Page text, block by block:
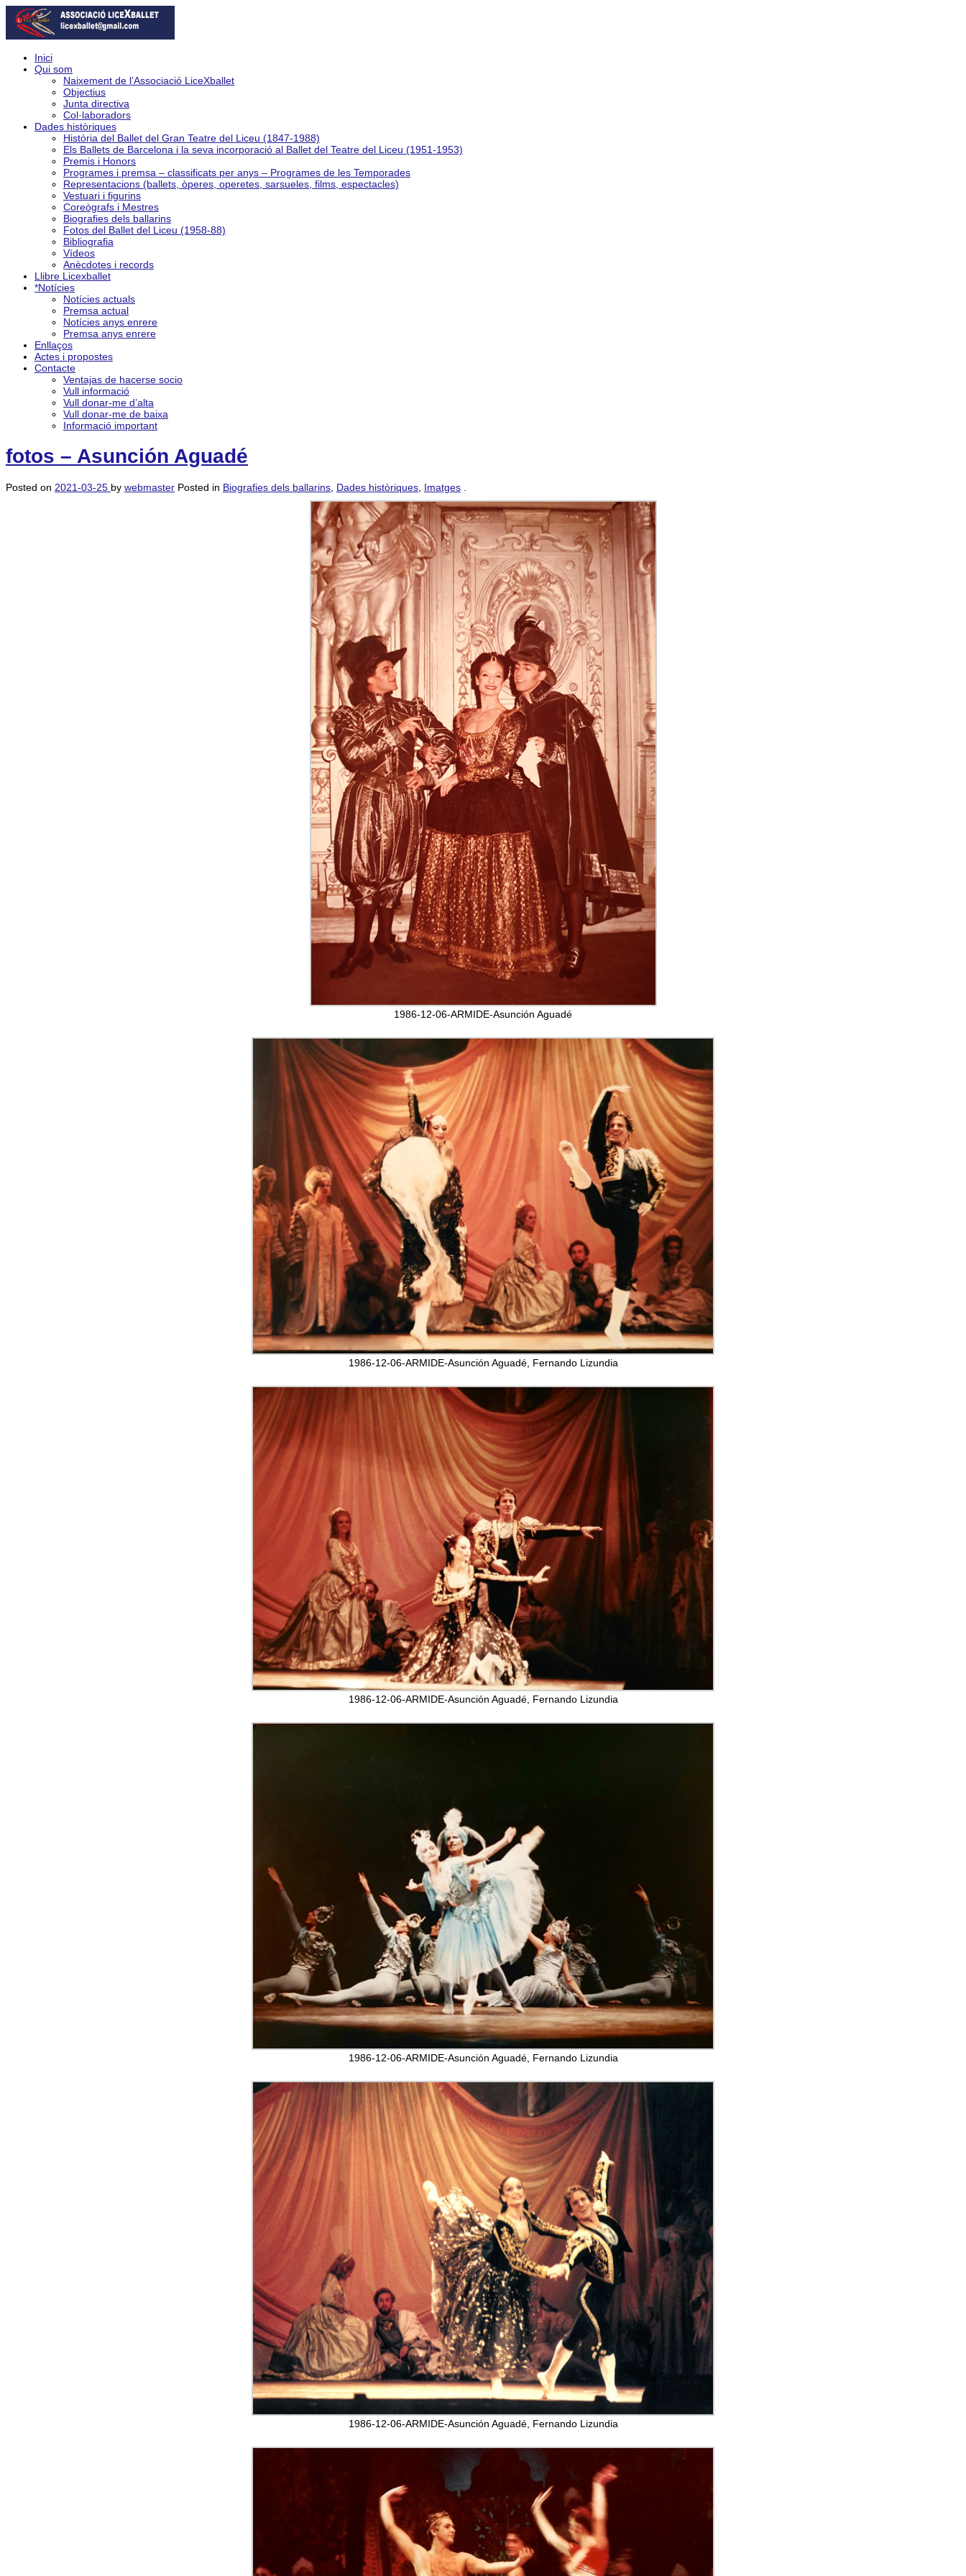
Inici
Qui som
Naixement de l’Associació LiceXballet
Objectius
Junta directiva
Col·laboradors
Dades històriques
Història del Ballet del Gran Teatre del Liceu (1847-1988)
Els Ballets de Barcelona i la seva incorporació al Ballet del Teatre del Liceu (1951-1953)
Premis i Honors
Programes i premsa – classificats per anys – Programes de les Temporades
Representacions (ballets, òperes, operetes, sarsueles, films, espectacles)
Vestuari i figurins
Coreògrafs i Mestres
Biografies dels ballarins
Fotos del Ballet del Liceu (1958-88)
Bibliografia
Vídeos
Anècdotes i records
Llibre Licexballet
*Notícies
Notícies actuals
Premsa actual
Notícies anys enrere
Premsa anys enrere
Enllaços
Actes i propostes
Contacte
Ventajas de hacerse socio
Vull informació
Vull donar-me d’alta
Vull donar-me de baixa
Informació important
fotos – Asunción Aguadé
Posted on 2021-03-25 by webmaster Posted in Biografies dels ballarins Dades històriques Imatges
1986-12-06-ARMIDE-Asunción Aguadé
1986-12-06-ARMIDE-Asunción Aguadé, Fernando Lizundia
1986-12-06-ARMIDE-Asunción Aguadé, Fernando Lizundia
1986-12-06-ARMIDE-Asunción Aguadé, Fernando Lizundia
1986-12-06-ARMIDE-Asunción Aguadé, Fernando Lizundia